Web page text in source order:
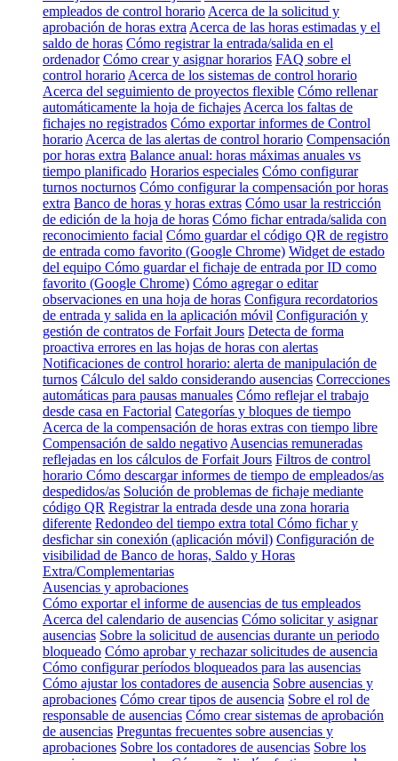
empleados de control horario Acerca de la solicitud y
aprobación de horas extra Acerca de las horas estimadas y el
saldo de horas Cómo registrar la entrada/salida en el
ordenador Cómo crear y asignar horarios FAQ sobre el
control horario Acerca de los sistemas de control horario
Acerca del seguimiento de proyectos flexible Cómo rellenar
automáticamente la hoja de fichajes Acerca los faltas de
fichajes no registrados Cómo exportar informes de Control
horario Acerca de las alertas de control horario Compensación
por horas extra Balance anual: horas máximas anuales vs
tiempo planificado Horarios especiales Cómo configurar
turnos nocturnos Cómo configurar la compensación por horas
extra Banco de horas y horas extras Cómo usar la restricción
de edición de la hoja de horas Cómo fichar entrada/salida con
reconocimiento facial Cómo guardar el código QR de registro
de entrada como favorito (Google Chrome) Widget de estado
del equipo Cómo guardar el fichaje de entrada por ID como
favorito (Google Chrome) Cómo agregar o editar
observaciones en una hoja de horas Configura recordatorios
de entrada y salida en la aplicación móvil Configuración y
gestión de contratos de Forfait Jours Detecta de forma
proactiva errores en las hojas de horas con alertas
Notificaciones de control horario: alerta de manipulación de
turnos Cálculo del saldo considerando ausencias Correcciones
automáticas para pausas manuales Cómo reflejar el trabajo
desde casa en Factorial Categorías y bloques de tiempo
Acerca de la compensación de horas extras con tiempo libre
Compensación de saldo negativo Ausencias remuneradas
reflejadas en los cálculos de Forfait Jours Filtros de control
horario Cómo descargar informes de tiempo de empleados/as
despedidos/as Solución de problemas de fichaje mediante
código QR Registrar la entrada desde una zona horaria
diferente Redondeo del tiempo extra total Cómo fichar y
desfichar sin conexión (aplicación móvil) Configuración de
visibilidad de Banco de horas, Saldo y Horas
Extra/Complementarias
Ausencias y aprobaciones
Cómo exportar el informe de ausencias de tus empleados
Acerca del calendario de ausencias Cómo solicitar y asignar
ausencias Sobre la solicitud de ausencias durante un periodo
bloqueado Cómo aprobar y rechazar solicitudes de ausencia
Cómo configurar períodos bloqueados para las ausencias
Cómo ajustar los contadores de ausencia Sobre ausencias y
aprobaciones Cómo crear tipos de ausencia Sobre el rol de
responsable de ausencias Cómo crear sistemas de aprobación
de ausencias Preguntas frecuentes sobre ausencias y
aprobaciones Sobre los contadores de ausencias Sobre los